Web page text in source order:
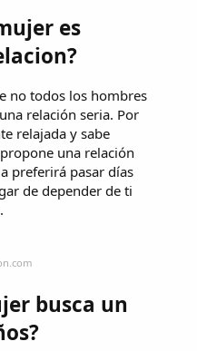
es
no todos los hombres
relación seria. Por
relajada y sabe
una relación
preferirá pasar días
de depender de ti
busca un